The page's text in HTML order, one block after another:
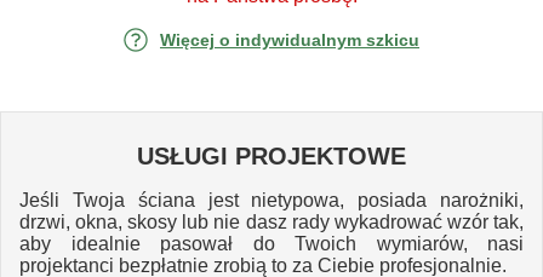
Więcej o indywidualnym szkicu
USŁUGI PROJEKTOWE
Jeśli Twoja ściana jest nietypowa, posiada narożniki,
drzwi, okna, skosy lub nie dasz rady wykadrować wzór tak,
aby idealnie pasował do Twoich wymiarów, nasi
projektanci bezpłatnie zrobią to za Ciebie profesjonalnie.